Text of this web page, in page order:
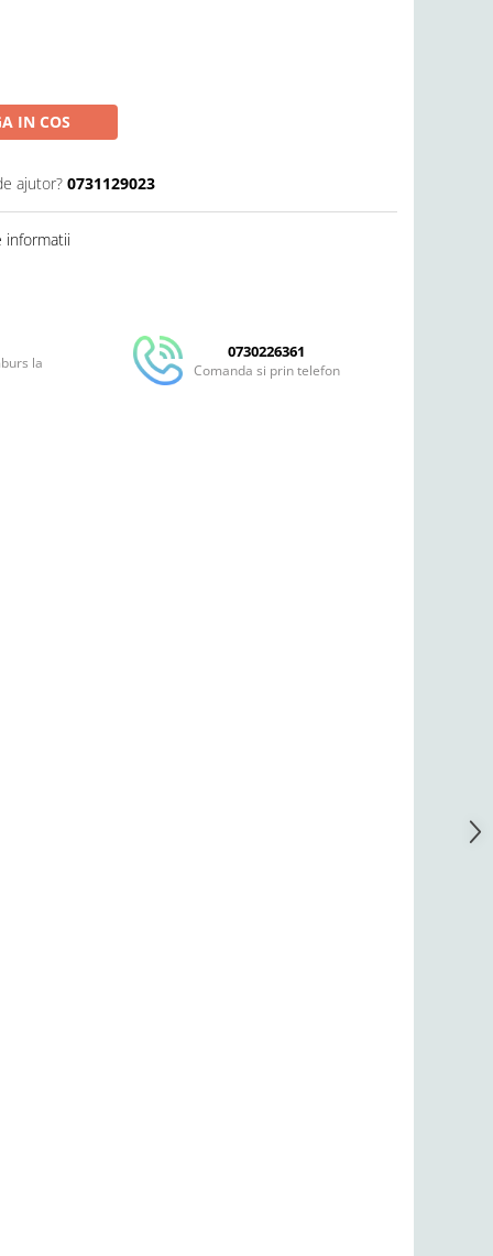
IN COS
ajutor? 0731129023
informatii
la
0730226361
Comanda si prin telefon